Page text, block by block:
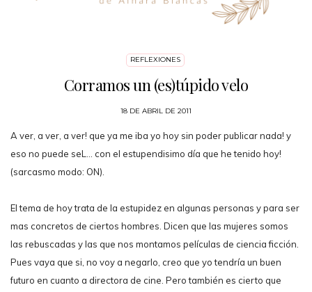
REFLEXIONES
Corramos un (es)túpido velo
18 DE ABRIL DE 2011
A ver, a ver, a ver! que ya me iba yo hoy sin poder publicar nada! y
eso no puede seL... con el estupendisimo día que he tenido hoy!
(sarcasmo modo: ON).
El tema de hoy trata de la estupidez en algunas personas y para ser
mas concretos de ciertos hombres. Dicen que las mujeres somos
las rebuscadas y las que nos montamos películas de ciencia ficción.
Pues vaya que si, no voy a negarlo, creo que yo tendría un buen
futuro en cuanto a directora de cine. Pero también es cierto que